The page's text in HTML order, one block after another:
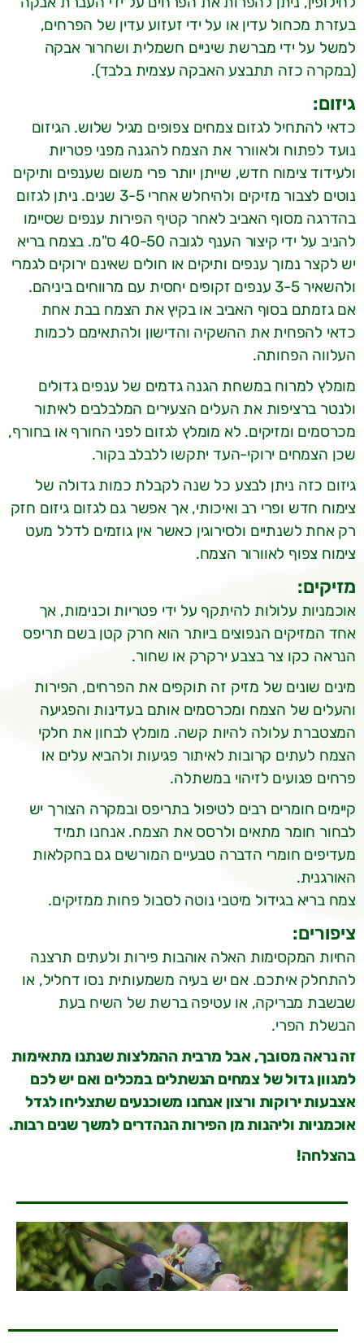
בעזרת מכחול עדין או על ידי זעזוע עדין של הפרחים,
למשל על ידי מברשת שיניים חשמלית ושחרור אבקה
(במקרה כזה תתבצע האבקה עצמית בלבד).
גיזום:
כדאי להתחיל לגזום צמחים צפופים מגיל שלוש. הגיזום
נועד לפתוח ולאוורר את הצמח להגנה מפני פטריות
ולעידוד צימוח חדש, שייתן יותר פרי משום שענפים ותיקים
נוטים לצבור מזיקים ולהיחלש אחרי 3-5 שנים. ניתן לגזום
בהדרגה מסוף האביב לאחר קטיף הפירות ענפים שסיימו
להניב על ידי קיצור הענף לגובה 40-50 ס"מ. בצמח בריא
יש לקצר נמוך ענפים ותיקים או חולים שאינם ירוקים לגמרי
ולהשאיר 3-5 ענפים זקופים יחסית עם מרווחים ביניהם.
אם גזמתם בסוף האביב או בקיץ את הצמח בבת אחת
כדאי להפחית את ההשקיה והדישון ולהתאימם לכמות
העלווה הפחותה.
מומלץ למרוח במשחת הגנה גדמים של ענפים גדולים
ולנטר ברציפות את העלים הצעירים המלבלבים לאיתור
מכרסמים ומזיקים. לא מומלץ לגזום לפני החורף או בחורף,
שכן הצמחים ירוקי-העד יתקשו ללבלב בקור.
גיזום כזה ניתן לבצע כל שנה לקבלת כמות גדולה של
צימוח חדש ופרי רב ואיכותי, אך אפשר גם לגזום גיזום חזק
רק אחת לשנתיים ולסירוגין כאשר אין גוזמים לדלל מעט
צימוח צפוף לאוורור הצמח.
מזיקים:
אוכמניות עלולות להיתקף על ידי פטריות וכנימות, אך
אחד המזיקים הנפוצים ביותר הוא חרק קטן בשם תריפס
הנראה כקו צר בצבע ירקרק או שחור.
מינים שונים של מזיק זה תוקפים את הפרחים, הפירות
והעלים של הצמח ומכרסמים אותם בעדינות והפגיעה
המצטברת עלולה להיות קשה. מומלץ לבחון את חלקי
הצמח לעתים קרובות לאיתור פגיעות ולהביא עלים או
פרחים פגועים לזיהוי במשתלה.
קיימים חומרים רבים לטיפול בתריפס ובמקרה הצורך יש
לבחור חומר מתאים ולרסס את הצמח. אנחנו תמיד
מעדיפים חומרי הדברה טבעיים המורשים גם בחקלאות
האורגנית.
צמח בריא בגידול מיטבי נוטה לסבול פחות ממזיקים.
ציפורים:
החיות המקסימות האלה אוהבות פירות ולעתים תרצנה
להתחלק איתכם. אם יש בעיה משמעותית נסו דחליל, או
שבשבת מבריקה, או עטיפה ברשת של השיח בעת
הבשלת הפרי.
זה נראה מסובך, אבל מרבית ההמלצות שנתנו מתאימות
למגוון גדול של צמחים הנשתלים במכלים ואם יש לכם
אצבעות ירוקות ורצון אנחנו משוכנעים שתצליחו לגדל
אוכמניות וליהנות מן הפירות הנהדרים למשך שנים רבות.
בהצלחה!